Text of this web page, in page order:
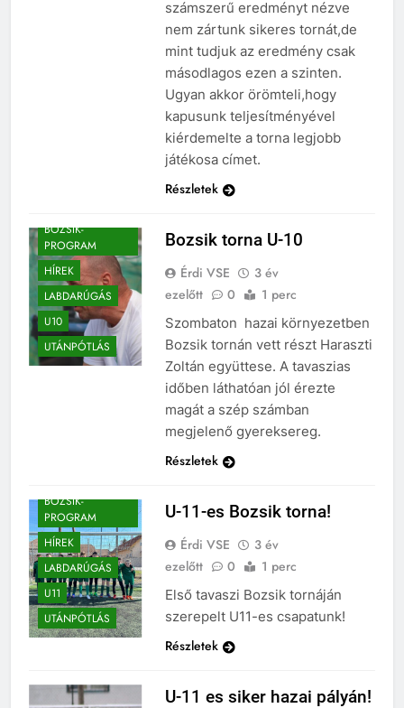
számszerű eredményt nézve
nem zártunk sikeres tornát,de
mint tudjuk az eredmény csak
másodlagos ezen a szinten.
Ugyan akkor örömteli,hogy
kapusunk teljesítményével
kiérdemelte a torna legjobb
játékosa címet.
Részletek
BOZSIK-
PROGRAM
HÍREK
LABDARÚGÁS
U10
UTÁNPÓTLÁS
Bozsik torna U-10
Érdi VSE
3 év
ezelőtt
0 1 perc
Szombaton hazai környezetben
Bozsik tornán vett részt Haraszti
Zoltán együttese. A tavaszias
időben láthatóan jól érezte
magát a szép számban
megjelenő gyereksereg.
Részletek
BOZSIK-
PROGRAM
HÍREK
LABDARÚGÁS
U11
UTÁNPÓTLÁS
U-11-es Bozsik torna!
Érdi VSE
3 év
ezelőtt
0 1 perc
Első tavaszi Bozsik tornáján
szerepelt U11-es csapatunk!
Részletek
U-11 es siker hazai pályán!